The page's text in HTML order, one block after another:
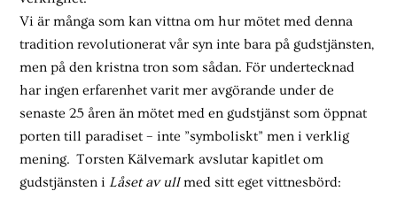
Vi är många som kan vittna om hur mötet med denna
tradition revolutionerat vår syn inte bara på gudstjänsten,
men på den kristna tron som sådan. För undertecknad
har ingen erfarenhet varit mer avgörande under de
senaste 25 åren än mötet med en gudstjänst som öppnat
porten till paradiset – inte ”symboliskt” men i verklig
mening. Torsten Kälvemark avslutar kapitlet om
gudstjänsten iLåset av ullmed sitt eget vittnesbörd: